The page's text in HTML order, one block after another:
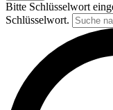
Bitte Schlüsselwort
Schlüsselwort.